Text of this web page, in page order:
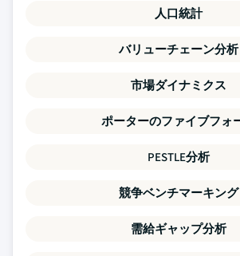
人口統計
バリューチェーン分析
市場ダイナミクス
ポーターのファイブフォ
PESTLE分析
競争ベンチマーキング
需給ギャップ分析